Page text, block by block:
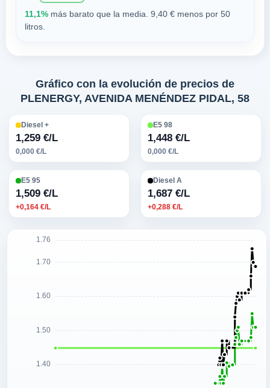
11,1%más barato que la media. 9,40 € menos por 50
litros.
Gráfico con la evolución de precios de
PLENERGY, AVENIDA MENÉNDEZ PIDAL, 58
Diesel +
1,259 €/L
0,000 €/L
E5 98
1,448 €/L
0,000 €/L
E5 95
1,509 €/L
+0,164 €/L
Diesel A
1,687 €/L
+0,288 €/L